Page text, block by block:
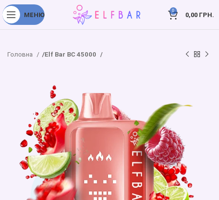
МЕНЮ
0
0,00 ГРН.
Головна Elf Bar BC 45000